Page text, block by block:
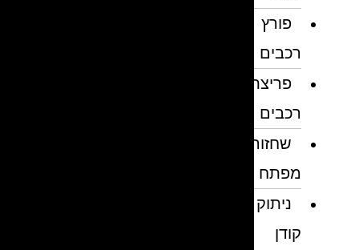
פורץ
רכבים
פריצת
רכבים
שחזור
מפתח
ניתוק